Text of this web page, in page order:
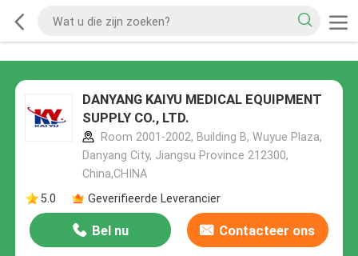
DANYANG KAIYU MEDICAL EQUIPMENT
SUPPLY CO., LTD.
Room 2001-2002, Building B, Wuyue Plaza,
Danyang City, Jiangsu Province 212300,
China,CHINA
5.0
Geverifieerde Leverancier
Bel nu Contacteer ons